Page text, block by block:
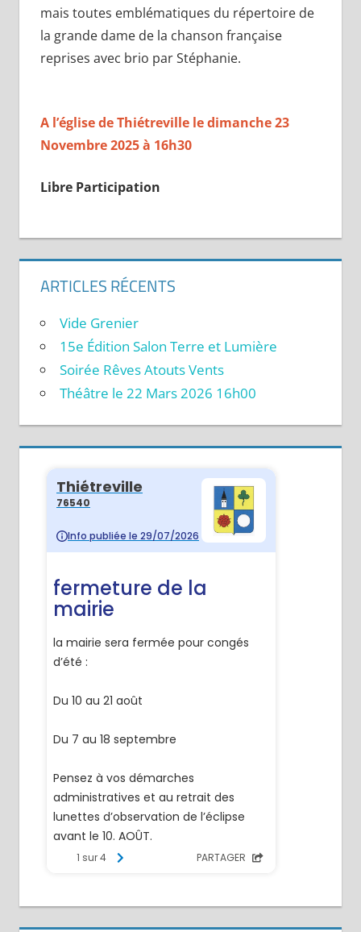
mais toutes emblématiques du répertoire de
la grande dame de la chanson française
reprises avec brio par Stéphanie.
A l’église de Thiétreville le dimanche 23
Novembre 2025 à 16h30
Libre Participation
ARTICLES RÉCENTS
Vide Grenier
15e Édition Salon Terre et Lumière
Soirée Rêves Atouts Vents
Théâtre le 22 Mars 2026 16h00